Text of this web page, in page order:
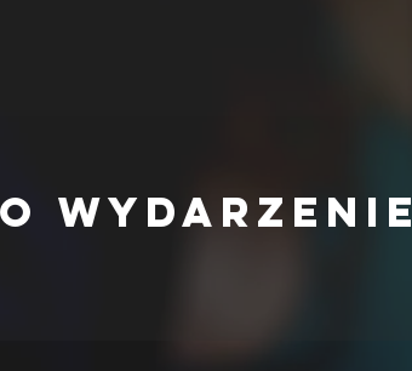
wydarzenie